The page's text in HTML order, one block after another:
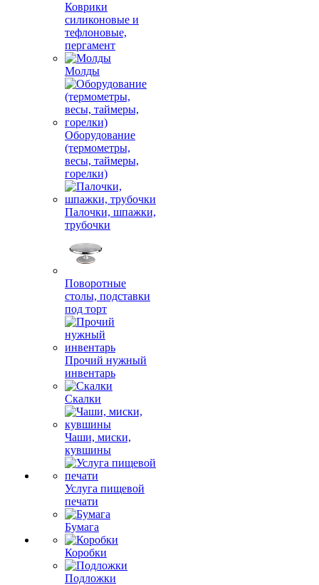
Коврики
силиконовые и
тефлоновые,
пергамент
Молды
Оборудование
(термометры,
весы, таймеры,
горелки)
Палочки, шпажки,
трубочки
Поворотные
столы, подставки
под торт
Прочий нужный
инвентарь
Скалки
Чаши, миски,
кувшины
Услуга пищевой
печати
Бумага
Коробки
Подложки